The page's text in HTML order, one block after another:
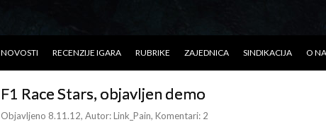
NOVOSTI RECENZIJE IGARA RUBRIKE ZAJEDNICA SINDIKACIJA O
F1 Race Stars, objavljen demo
Objavljeno 8.11.12, Autor:Link_Pain, Komentari: 2